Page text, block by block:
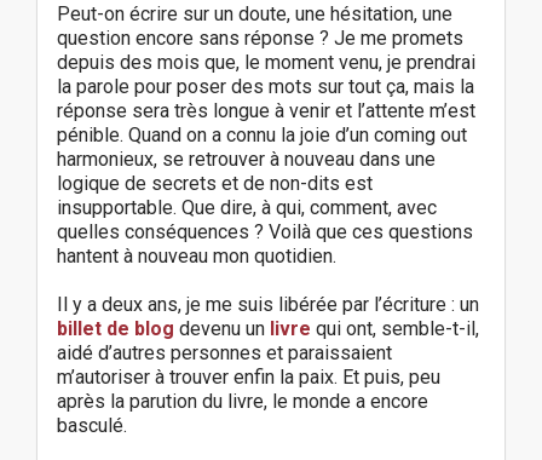
Peut-on écrire sur un doute, une hésitation, une
question encore sans réponse ? Je me promets
depuis des mois que, le moment venu, je prendrai
la parole pour poser des mots sur tout ça, mais la
réponse sera très longue à venir et l’attente m’est
pénible. Quand on a connu la joie d’un coming out
harmonieux, se retrouver à nouveau dans une
logique de secrets et de non-dits est
insupportable. Que dire, à qui, comment, avec
quelles conséquences ? Voilà que ces questions
hantent à nouveau mon quotidien.
Il y a deux ans, je me suis libérée par l’écriture : un
billet de blog devenu un livre qui ont, semble-t-il,
aidé d’autres personnes et paraissaient
m’autoriser à trouver enfin la paix. Et puis, peu
après la parution du livre, le monde a encore
basculé.